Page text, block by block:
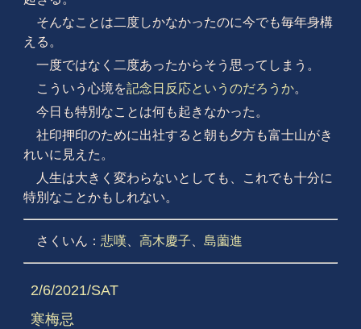
そんなことは二度しかなかったのに今でも毎年身構
える。
一度ではなく二度あったからそう思ってしまう。
こういう心境を記念日反応というのだろうか。
今日も特別なことは何も起きなかった。
社印押印のために出社すると朝も夕方も富士山がき
れいに見えた。
人生は大きく変わらないとしても、これでも十分に
特別なことかもしれない。
さくいん： 悲嘆、 高木慶子 島薗進
2/6/2021/SAT
寒梅忌